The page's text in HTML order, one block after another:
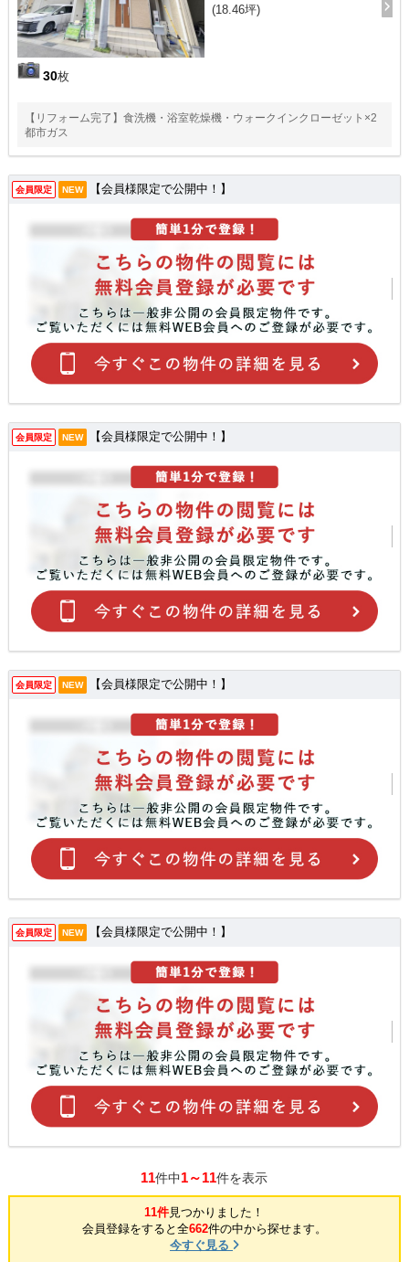
30枚
(18.46坪)
【リフォーム完了】食洗機・浴室乾燥機・ウォークインクローゼット×2
都市ガス
会員限定 NEW 【会員様限定で公開中！】
会員限定 NEW 【会員様限定で公開中！】
会員限定 NEW 【会員様限定で公開中！】
会員限定 NEW 【会員様限定で公開中！】
11件中1～11件を表示
11件見つかりました！
会員登録をすると全662件の中から探せます。
今すぐ見る